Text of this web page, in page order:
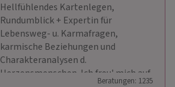
Hellfühlendes Kartenlegen,
Rundumblick + Expertin für
Lebensweg- u. Karmafragen,
karmische Beziehungen und
Charakteranalysen d.
Herzensmenschen. Ich freu' mich auf
Beratungen: 1235